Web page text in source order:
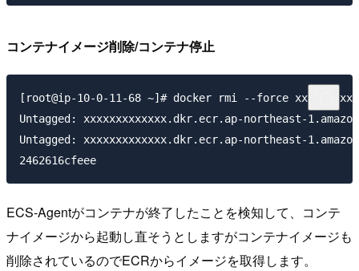
コンテナイメージ削除/コンテナ停止
[root@ip-10-0-11-68 ~]# docker rmi --force
Untagged: xxxxxxxxxxxxx.dkr.ecr.ap-northeast-
Untagged: xxxxxxxxxxxxx.dkr.ecr.ap-northeast-
ECS-Agentがコンテナが終了したことを検知して、コンテ
ナイメージから起動し直そうとしますがコンテナイメージも
削除されているのでECRからイメージを取得します。